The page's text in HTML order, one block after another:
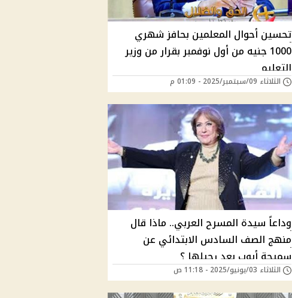
تحسين أحوال المعلمين بحافز شهري
1000 جنيه من أول نوفمبر بقرار من وزير
التعليم
الثلاثاء 09/سبتمبر/2025 - 01:09 م
وداعاً سيدة المسرح العربي.. ماذا قال
منهج الصف السادس الابتدائي عن
سميحة أيوب بعد رحيلها ؟
الثلاثاء 03/يونيو/2025 - 11:18 ص